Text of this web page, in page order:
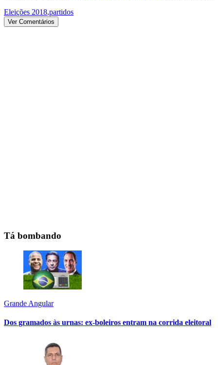
Eleições 2018,partidos
Ver Comentários
Tá bombando
Grande Angular
Dos gramados às urnas: ex-boleiros entram na corrida eleitoral